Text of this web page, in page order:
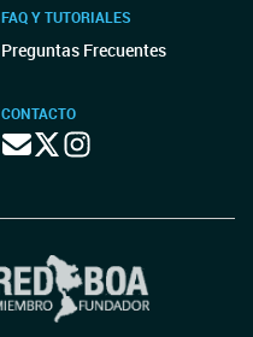
FAQ Y TUTORIALES
Preguntas Frecuentes
CONTACTO